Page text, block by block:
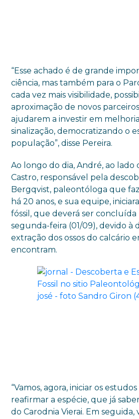
“Esse achado é de grande
ciência, mas também para o
cada vez mais visibilidade,
aproximação de novos
ajudarem a investir em
sinalização, democratizando o
população”, disse Pereira.
Ao longo do dia, André, ao lado
Castro, responsável pela
Bergqvist, paleontóloga que
há 20 anos, e sua equipe,
fóssil, que deverá ser concluída
segunda-feira (01/09), devido à
extração dos ossos do calcário
encontram.
“Vamos, agora, iniciar os
reafirmar a espécie, que já
do Carodnia Vierai. Em seguida,